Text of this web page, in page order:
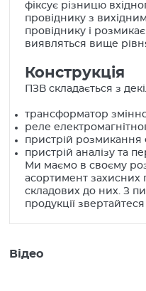
фіксує різницю
провіднику з
провіднику і
виявляться вище
Конструкція
ПЗВ складається з
трансформатор
реле
пристрій розмикання
пристрій аналізу та
Ми маємо в своєму
асортимент захисних
складових до них. З
продукції
Відео